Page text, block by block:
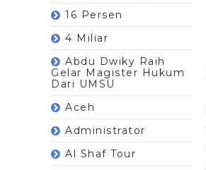
16 Persen
4 Miliar
Abdu Dwiky Raih
Gelar Magister Hukum
Dari UMSU
Aceh
Administrator
Al Shaf Tour